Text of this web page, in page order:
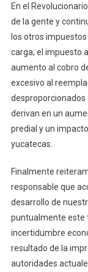
En el
de la gente y
los otros
carga; el impuesto
aumento al cobro
excesivo al
desproporcionados
derivan en un
predial y un
yucatecas.
Finalmente
responsable que
desarrollo de
puntualmente este
incertidumbre
resultado de la
autoridades